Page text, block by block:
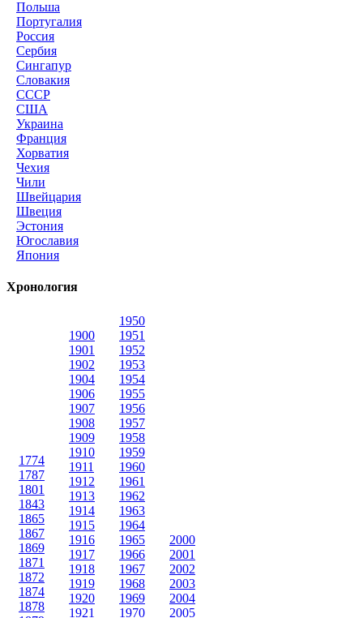
Польша
Португалия
Россия
Сербия
Сингапур
Словакия
СССР
США
Украина
Франция
Хорватия
Чехия
Чили
Швейцария
Швеция
Эстония
Югославия
Япония
Хронология
1774
1787
1801
1843
1865
1867
1869
1871
1872
1874
1878
1900
1901
1902
1904
1906
1907
1908
1909
1910
1911
1912
1913
1914
1915
1916
1917
1918
1919
1920
1921
1950
1951
1952
1953
1954
1955
1956
1957
1958
1959
1960
1961
1962
1963
1964
1965
1966
1967
1968
1969
1970
2000
2001
2002
2003
2004
2005